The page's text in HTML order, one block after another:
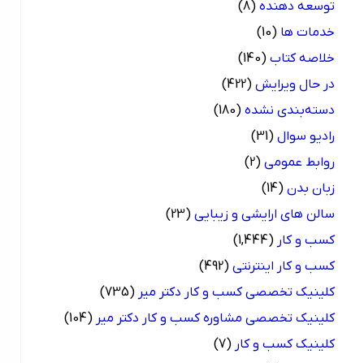
توسعه دهنده (8)
خدمات ها (10)
خلاصه کتاب (140)
در حال ویرایش (422)
دسته‌بندی نشده (180)
رادیو سوال (31)
روابط عمومی (2)
زبان بدن (14)
سالن های ارایشی و زیبایی (23)
کسب و کار (1,444)
کسب و کار اینترنتی (492)
کلینیک تخصصی کسب و کار دکتر میر (735)
کلینیک تخصصی مشاوره کسب و کار دکتر میر (104)
کلینیک کسب و کار (7)